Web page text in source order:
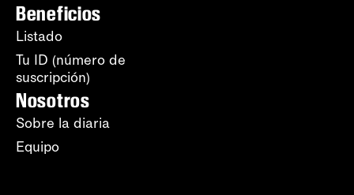
Beneficios
Listado
Tu ID (número de
suscripción)
Nosotros
Sobre la diaria
Equipo